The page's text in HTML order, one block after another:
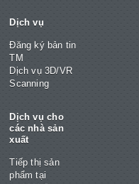
Dịch vụ
Đăng ký bản tin
TM
Dịch vụ 3D/VR
Scanning
Dịch vụ cho
các nhà sản
xuất
Tiếp thị sản
phẩm tại